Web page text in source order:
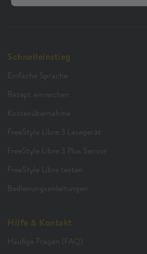
Schnelleinstieg
Einfache Sprache
Rezept einreichen
Kostenübernahme
FreeStyle Libre 3 Lesegerät
FreeStyle Libre 3 Plus Sensor
FreeStyle Libre testen
Bedienungsanleitungen
Hilfe & Kontakt
Häufige Fragen (FAQ)